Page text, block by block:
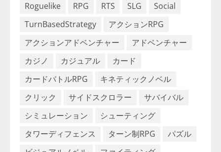
Roguelike
RPG RTS SLG
Social
TurnBasedStrategy
アクションRPG
アクションアドベンチャー
アドベンチャー
カジノ
カジュアル
カード
カードバトルRPG
キネティックノベル
クリック
サイドスクロラー
サバイバル
シミュレーション
シューティング
タワーディフェンス
ターン制RPG
パズル